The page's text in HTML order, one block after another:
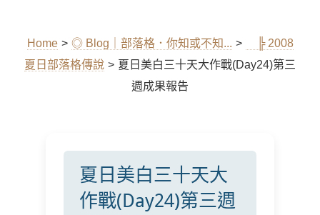
Home > ◎ Blog｜部落格．你知或不知... >
╠ 2008
夏日部落格傳說 > 夏日美白三十天大作戰(Day24)第三
週成果報告
夏日美白三十天大
作戰(Day24)第三週